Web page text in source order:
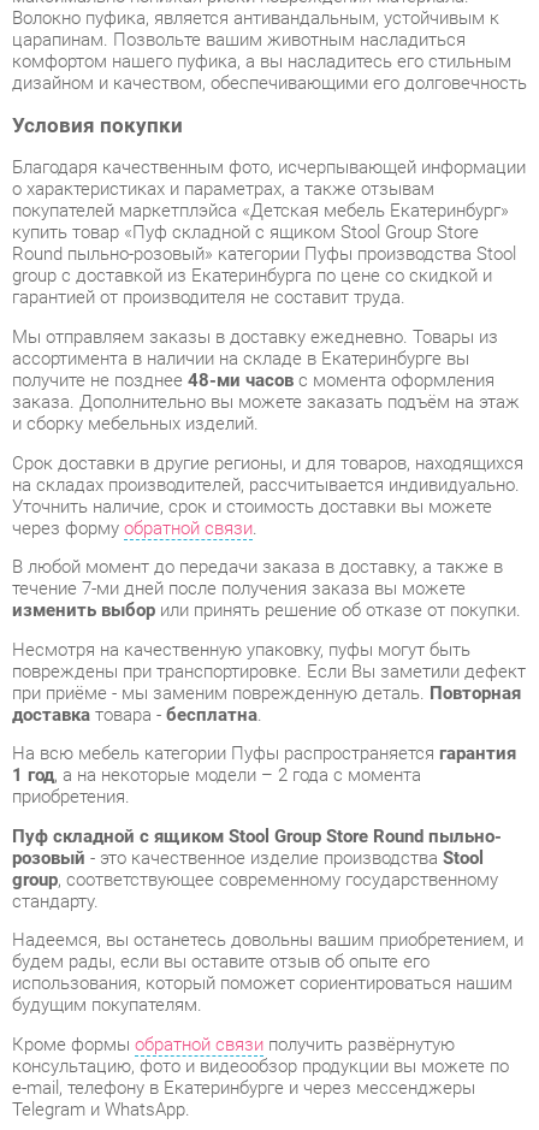
Условия покупки
Благодаря качественным фото, исчерпывающей информации
о характеристиках и параметрах, а также отзывам
покупателей маркетплэйса «Детская мебель Екатеринбург»
купить товар «Пуф складной с ящиком Stool Group Store
Round пыльно-розовый» категории Пуфы производства Stool
group с доставкой из Екатеринбурга по цене со скидкой и
гарантией от производителя не составит труда.
Мы отправляем заказы в доставку ежедневно. Товары из
ассортимента в наличии на складе в Екатеринбурге вы
получите не позднее48-ми часовс момента оформления
заказа. Дополнительно вы можете заказать подъём на этаж
Срок доставки в другие регионы, и для товаров, находящихся
на складах производителей, рассчитывается индивидуально.
Уточнить наличие, срок и стоимость доставки вы можете
через формуобратной связи.
В любой момент до передачи заказа в доставку, а также в
течение 7-ми дней после получения заказа вы можете
изменить выборили принять решение об отказе от покупки.
Несмотря на качественную упаковку, пуфы могут быть
повреждены при транспортировке. Если Вы заметили дефект
при приёме - мы заменим поврежденную деталь.Повторная
доставкатовара -бесплатна.
гарантия
1 год, а на некоторые модели – 2 года с момента
приобретения.
Пуф складной с ящиком Stool Group Store Round пыльно-
group, соответствующее современному государственному
стандарту.
будем рады, если вы оставите отзыв об опыте его
использования, который поможет сориентироваться нашим
будущим покупателям.
Кроме формы
консультацию, фото и видеообзор продукции вы можете по
e-mail, телефону в Екатеринбурге и через мессенджеры
Telegram и WhatsApp.
Пуфы также можно сравнить между собой в нашем шоу-
руме и купить Пуф складной с ящиком Stool Group Store
Round пыльно-розовый, самостоятельно забрав его с нашего
центрального склада в г. Екатеринбург. Полный список
адресов и магазинов смотрите на страницеконтактов.